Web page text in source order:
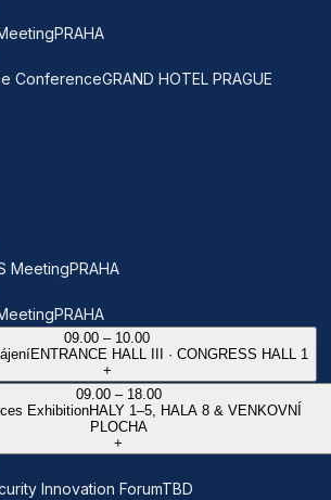
PRAHA
ConferenceGRAND HOTEL PRAGUE
MeetingPRAHA
PRAHA
09.00 – 10.00
ENTRANCE HALL III · CONGRESS HALL 1
+
09.00 – 18.00
ExhibitionHALY 1–5, HALA 8 & VENKOVNÍ
PLOCHA
+
Innovation ForumTBD